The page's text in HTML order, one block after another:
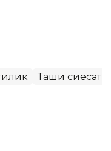
Ташқи сиёсат